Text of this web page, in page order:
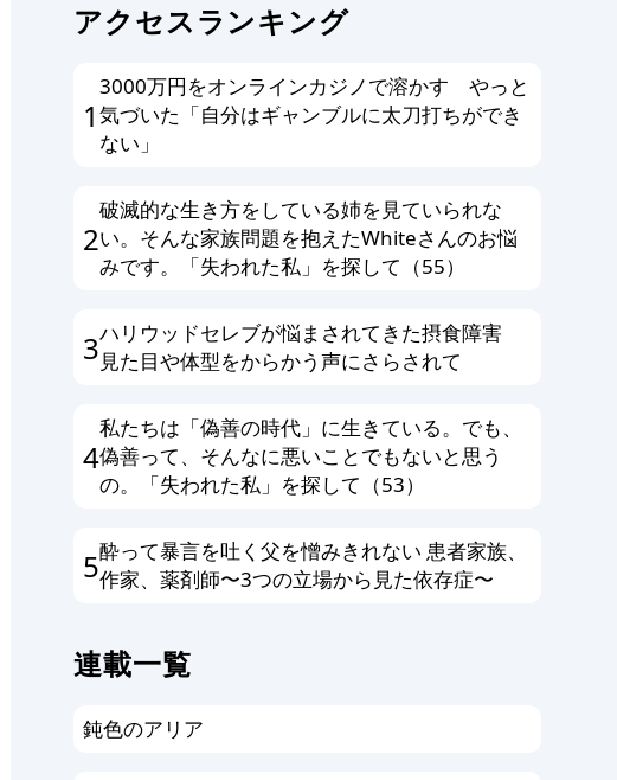
アクセスランキング
1
3000万円をオンラインカジノで溶かす やっと
気づいた「自分はギャンブルに太刀打ちができ
ない」
2
破滅的な生き方をしている姉を見ていられな
い。そんな家族問題を抱えたWhiteさんのお悩
みです。「失われた私」を探して（55）
3ハリウッドセレブが悩まされてきた摂食障害
見た目や体型をからかう声にさらされて
4
私たちは「偽善の時代」に生きている。でも、
偽善って、そんなに悪いことでもないと思う
の。「失われた私」を探して（53）
5酔って暴言を吐く父を憎みきれない 患者家族、
作家、薬剤師〜3つの立場から見た依存症〜
連載一覧
鈍色のアリア